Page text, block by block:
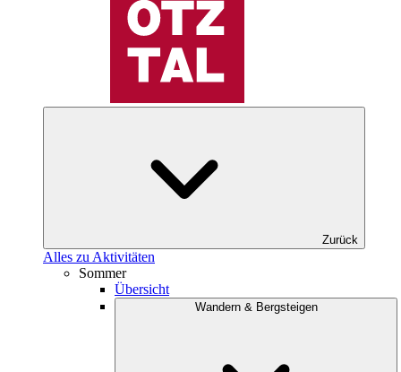
Zurück
Alles zu Aktivitäten
Sommer
Übersicht
Wandern & Bergsteigen